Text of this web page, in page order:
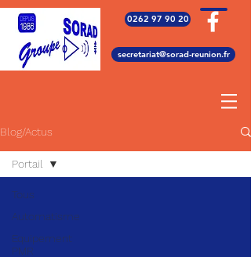
0262 97 90 20
secretariat@sorad-reunion.fr
Blog/Actus
Tous
Automatisme
Equipement
PMR
Portail